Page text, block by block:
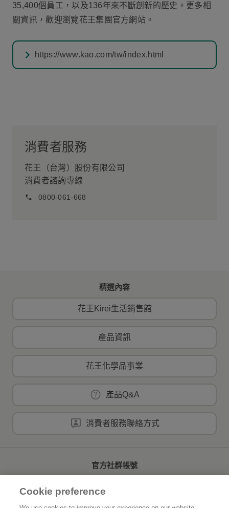
35,400個員工，以及136年來不斷創新的歷史。更多相
關資訊，歡迎瀏覽花王集團官方網站。
https://www.kao.com/tw/index.html
消費者服務
花王（台灣）股份有限公司
消費者諮詢專線
0800-061-668
精選內容
花王Kirei生活銷售館
產品資訊
花王化學品事業
產品Q&A
消費者服務聯絡方式
官方社群帳號
Cookie preference